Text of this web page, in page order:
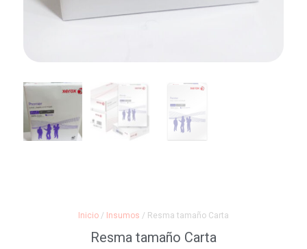
Inicio / Insumos / Resma tamaño Carta
Resma tamaño Carta